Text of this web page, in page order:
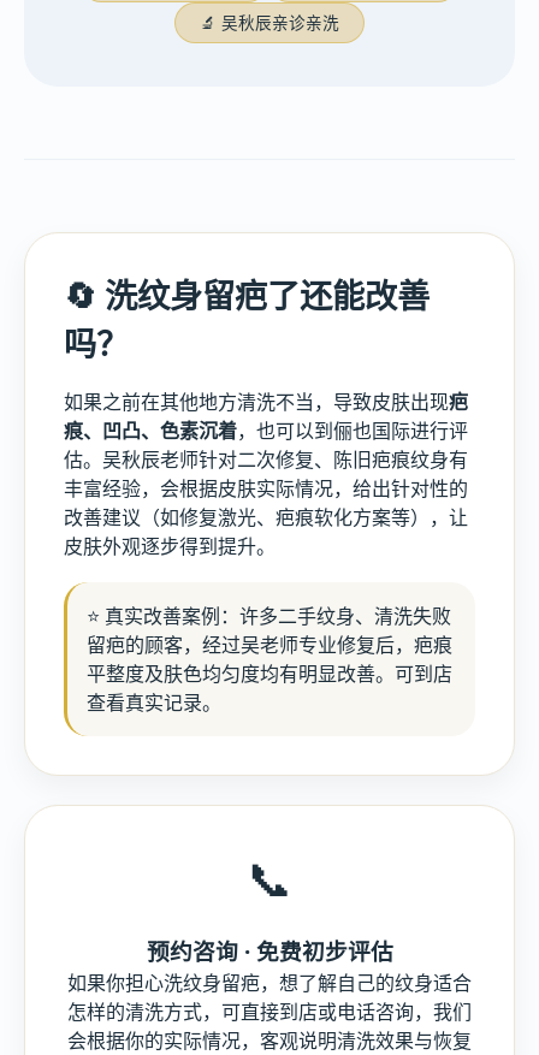
🔬 吴秋辰亲诊亲洗
🔄 洗纹身留疤了还能改善
吗？
如果之前在其他地方清洗不当，导致皮肤出现疤
痕、凹凸、色素沉着，也可以到俪也国际进行评
估。吴秋辰老师针对二次修复、陈旧疤痕纹身有
丰富经验，会根据皮肤实际情况，给出针对性的
改善建议（如修复激光、疤痕软化方案等），让
皮肤外观逐步得到提升。
⭐ 真实改善案例：许多二手纹身、清洗失败
留疤的顾客，经过吴老师专业修复后，疤痕
平整度及肤色均匀度均有明显改善。可到店
查看真实记录。
📞
预约咨询 · 免费初步评估
如果你担心洗纹身留疤，想了解自己的纹身适合
怎样的清洗方式，可直接到店或电话咨询，我们
会根据你的实际情况，客观说明清洗效果与恢复